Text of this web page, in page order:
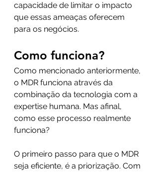
capacidade de limitar o impacto
que essas ameaças oferecem
para os negócios.
Como funciona?
Como mencionado anteriormente,
o MDR funciona através da
combinação da tecnologia com a
expertise humana. Mas afinal,
como esse processo realmente
funciona?
O primeiro passo para que o MDR
seja eficiente, é a priorização. Com